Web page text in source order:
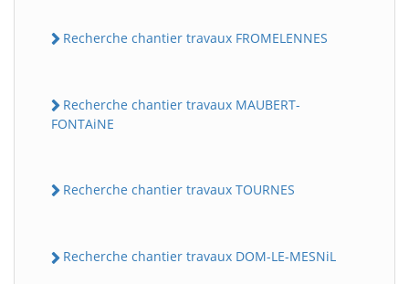
Recherche chantier travaux FROMELENNES
Recherche chantier travaux MAUBERT-
FONTAiNE
Recherche chantier travaux TOURNES
Recherche chantier travaux DOM-LE-MESNiL